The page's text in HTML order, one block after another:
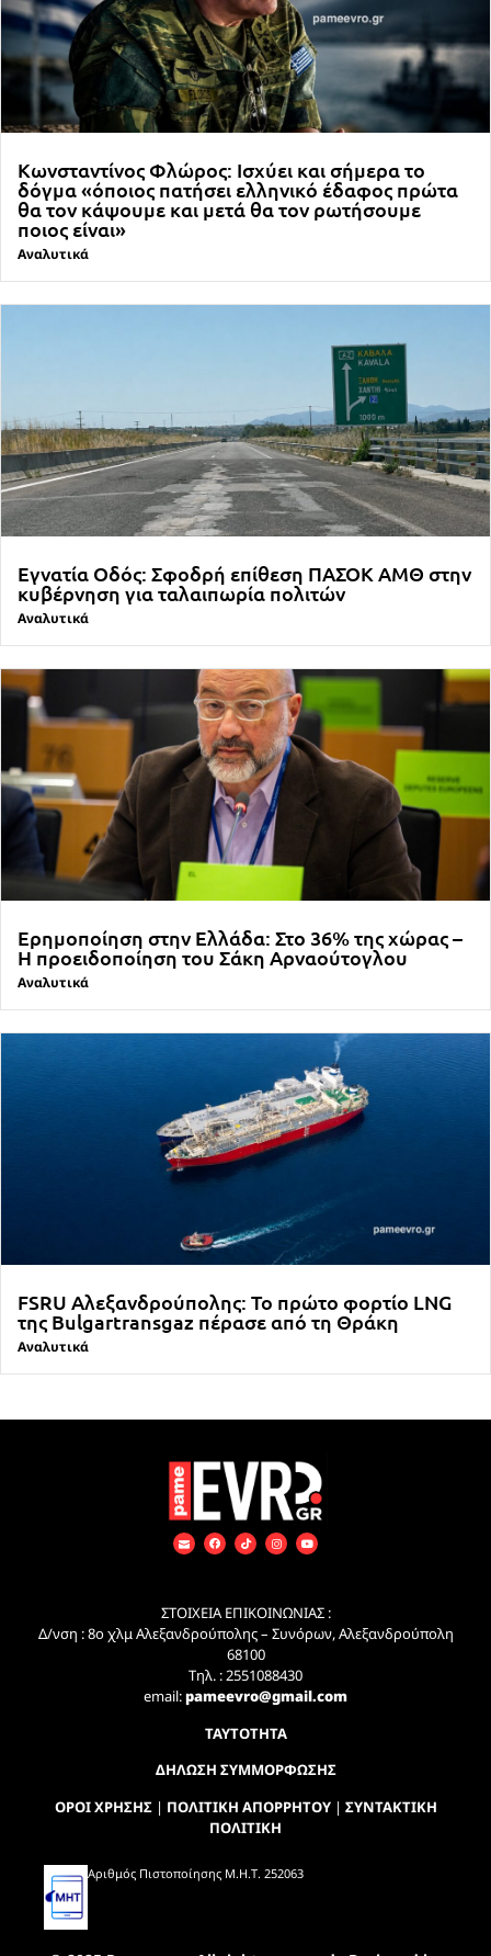
Κωνσταντίνος Φλώρος: Ισχύει και σήμερα το
δόγμα «όποιος πατήσει ελληνικό έδαφος πρώτα
θα τον κάψουμε και μετά θα τον ρωτήσουμε
ποιος είναι»
Αναλυτικά
Εγνατία Οδός: Σφοδρή επίθεση ΠΑΣΟΚ ΑΜΘ στην
κυβέρνηση για ταλαιπωρία πολιτών
Αναλυτικά
Ερημοποίηση στην Ελλάδα: Στο 36% της χώρας –
Η προειδοποίηση του Σάκη Αρναούτογλου
Αναλυτικά
FSRU Αλεξανδρούπολης: Το πρώτο φορτίο LNG
της Bulgartransgaz πέρασε από τη Θράκη
Αναλυτικά
ΣΤΟΙΧΕΙΑ ΕΠΙΚΟΙΝΩΝΙΑΣ :
Δ/νση : 8ο χλμ Αλεξανδρούπολης – Συνόρων, Αλεξανδρούπολη
68100
Τηλ. : 2551088430
email:pameevro@gmail.com
ΤΑΥΤΟΤΗΤΑ
ΔΗΛΩΣΗ ΣΥΜΜΟΡΦΩΣΗΣ
ΟΡΟΙ ΧΡΗΣΗΣ| ΠΟΛΙΤΙΚΗ ΑΠΟΡΡΗΤΟΥ| ΣΥΝΤΑΚΤΙΚΗ
ΠΟΛΙΤΙΚΗ
Αριθμός Πιστοποίησης Μ.Η.Τ. 252063